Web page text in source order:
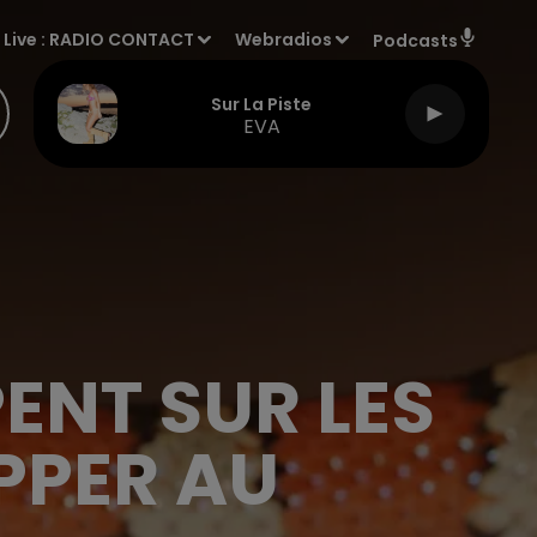
Live : RADIO CONTACT Webradios Podcasts
Sur La Piste
EVA
SUR LES
AU